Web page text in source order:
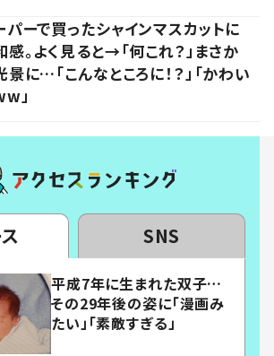
パーで買ったシャインマスカットに
感。よく見ると→「何これ？」まさか
景に…「こんなところに！？」「かわい
」
SNS
平成7年に生まれた双子…
その29年後の姿に「漫画み
たい」「素敵すぎる」